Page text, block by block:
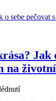
Jak
na